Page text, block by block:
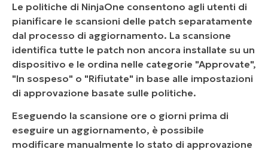
Le politiche di NinjaOne consentono agli utenti di
pianificare le scansioni delle patch separatamente
dal processo di aggiornamento. La scansione
identifica tutte le patch non ancora installate su un
dispositivo e le ordina nelle categorie "Approvate",
"In sospeso" o "Rifiutate" in base alle impostazioni
di approvazione basate sulle politiche.
Eseguendo la scansione ore o giorni prima di
eseguire un aggiornamento, è possibile
modificare manualmente lo stato di approvazione